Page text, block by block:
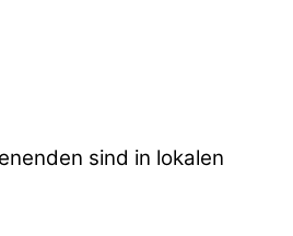
sind in lokalen